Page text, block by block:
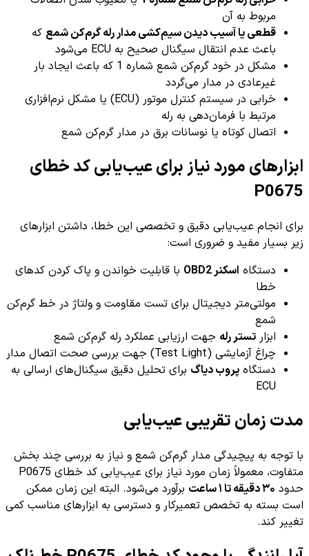
مربوط به آن
قطعی یا آسیب دیدن سیم‌کشی مدار رله گرم‌کن شمع که
باعث عدم انتقال سیگنال صحیح به ECU می‌شود
مشکل در خود گرم‌کن شمع شماره 1 که باعث ایجاد بار
غیرعادی در مدار می‌گردد
خرابی در سیستم کنترل موتور (ECU) یا مشکل نرم‌افزاری
مرتبط با فرمان‌دهی به رله
اتصال کوتاه یا نوسانات برق در مدار گرم‌کن شمع
ابزارهای مورد نیاز برای عیب‌یابی کد خطای
P0675
برای انجام عیب‌یابی دقیق و تخصصی این خطا، داشتن ابزارهای
زیر بسیار مفید و ضروری است:
دستگاه اسکنر OBD2
با قابلیت خواندن و پاک کردن کدهای
خطا
مولتی‌متر دیجیتال برای تست مقاومت و ولتاژ در خط گرم‌کن
شمع
ابزار تستر رله جهت ارزیابی عملکرد رله گرم‌کن شمع
چراغ آزمایشی (Test Light) جهت بررسی صحت اتصال مدار
دستگاه پروب دیاگ برای تحلیل دقیق سیگنال‌های ارسالی به
ECU
مدت زمان تقریبی عیب‌یابی
با توجه به پیچیدگی مدار گرم‌کن شمع و نیاز به بررسی چند بخش
متفاوت، معمولاً زمان مورد نیاز برای عیب‌یابی کد خطای P0675
حدود ۳۰ دقیقه تا ۱ ساعت
برآورد می‌شود. البته این زمان ممکن
است بسته به تخصص تعمیرکار و دسترسی به ابزارهای مناسب کمی
تغییر کند.